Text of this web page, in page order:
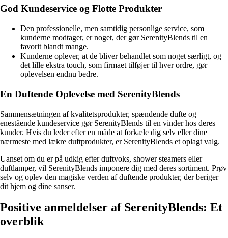
God Kundeservice og Flotte Produkter
Den professionelle, men samtidig personlige service, som
kunderne modtager, er noget, der gør SerenityBlends til en
favorit blandt mange.
Kunderne oplever, at de bliver behandlet som noget særligt, og
det lille ekstra touch, som firmaet tilføjer til hver ordre, gør
oplevelsen endnu bedre.
En Duftende Oplevelse med SerenityBlends
Sammensætningen af kvalitetsprodukter, spændende dufte og
enestående kundeservice gør SerenityBlends til en vinder hos deres
kunder. Hvis du leder efter en måde at forkæle dig selv eller dine
nærmeste med lækre duftprodukter, er SerenityBlends et oplagt valg.
Uanset om du er på udkig efter duftvoks, shower steamers eller
duftlamper, vil SerenityBlends imponere dig med deres sortiment. Prøv
selv og oplev den magiske verden af duftende produkter, der beriger
dit hjem og dine sanser.
Positive anmeldelser af SerenityBlends: Et
overblik